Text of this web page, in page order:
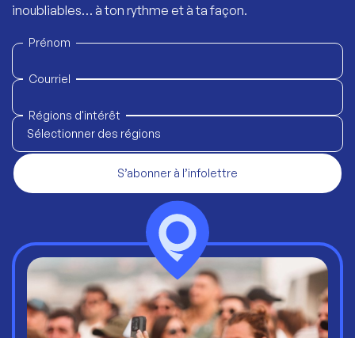
inoubliables… à ton rythme et à ta façon.
Prénom
Courriel
Régions d'intérêt
Sélectionner des régions
S’abonner à l’infolettre